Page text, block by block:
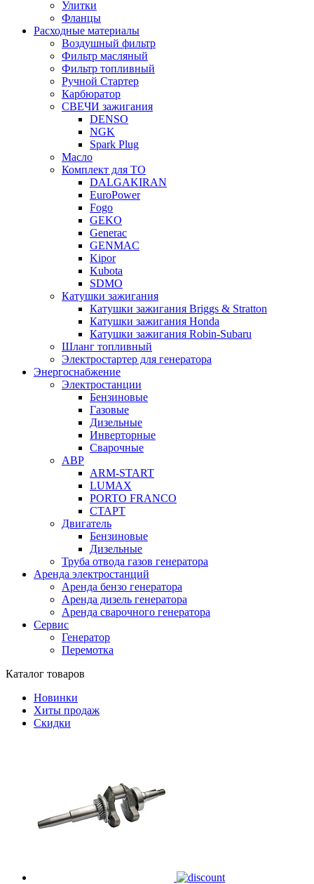
Улитки
Фланцы
Расходные материалы
Воздушный фильтр
Фильтр масляный
Фильтр топливный
Ручной Стартер
Карбюратор
СВЕЧИ зажигания
DENSO
NGK
Spark Plug
Масло
Комплект для ТО
DALGAKIRAN
EuroPower
Fogo
GEKO
Generac
GENMAC
Kipor
Kubota
SDMO
Катушки зажигания
Катушки зажигания Briggs & Stratton
Катушки зажигания Honda
Катушки зажигания Robin-Subaru
Шланг топливный
Электростартер для генератора
Энергоснабжение
Электростанции
Бензиновые
Газовые
Дизельные
Инверторные
Сварочные
АВР
ARM-START
LUMAX
PORTO FRANCO
СТАРТ
Двигатель
Бензиновые
Дизельные
Труба отвода газов генератора
Аренда электростанций
Аренда бензо генератора
Аренда дизель генератора
Аренда сварочного генератора
Сервис
Генератор
Перемотка
Каталог товаров
Новинки
Хиты продаж
Скидки